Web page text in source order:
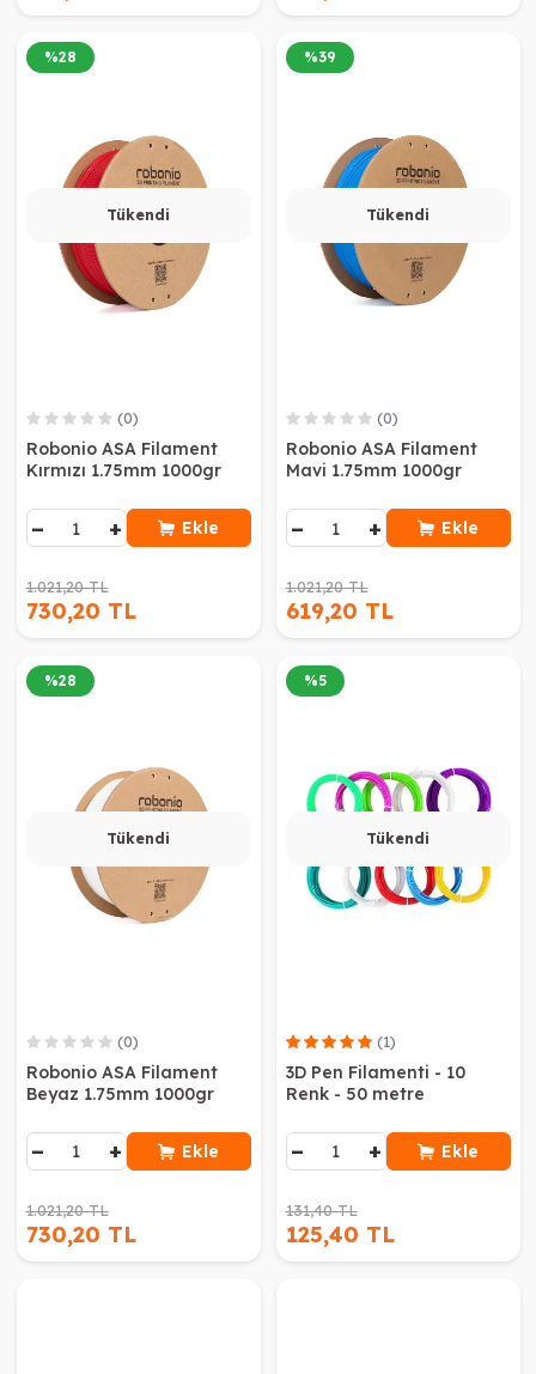
Tükendi
%28
(0)
Robonio ASA Filament
Kırmızı 1.75mm 1000gr
− + Ekle
1.021,20 TL
730,20 TL
Tükendi
%39
(0)
Robonio ASA Filament
Mavi 1.75mm 1000gr
− + Ekle
1.021,20 TL
619,20 TL
Tükendi
%28
(0)
Robonio ASA Filament
Beyaz 1.75mm 1000gr
− + Ekle
1.021,20 TL
730,20 TL
Tükendi
%5
(1)
3D Pen Filamenti - 10
Renk - 50 metre
− + Ekle
131,40 TL
125,40 TL